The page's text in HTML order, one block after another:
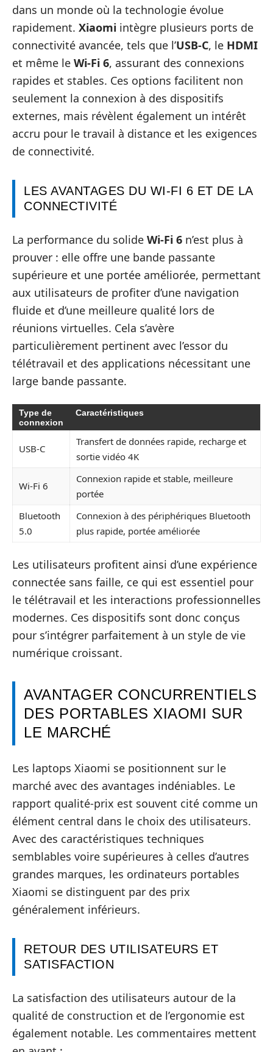
dans un monde où la technologie évolue
rapidement. Xiaomi intègre plusieurs ports de
connectivité avancée, tels que l’USB-C, le HDMI
et même le Wi-Fi 6, assurant des connexions
rapides et stables. Ces options facilitent non
seulement la connexion à des dispositifs
externes, mais révèlent également un intérêt
accru pour le travail à distance et les exigences
de connectivité.
LES AVANTAGES DU WI-FI 6 ET DE LA
CONNECTIVITÉ
La performance du solide Wi-Fi 6 n’est plus à
prouver : elle offre une bande passante
supérieure et une portée améliorée, permettant
aux utilisateurs de profiter d’une navigation
fluide et d’une meilleure qualité lors de
réunions virtuelles. Cela s’avère
particulièrement pertinent avec l’essor du
télétravail et des applications nécessitant une
large bande passante.
Type de
connexion
Caractéristiques
USB-C
Transfert de données rapide, recharge et
sortie vidéo 4K
Wi-Fi 6
Connexion rapide et stable, meilleure
portée
Bluetooth
5.0
Connexion à des périphériques Bluetooth
plus rapide, portée améliorée
Les utilisateurs profitent ainsi d’une expérience
connectée sans faille, ce qui est essentiel pour
le télétravail et les interactions professionnelles
modernes. Ces dispositifs sont donc conçus
pour s’intégrer parfaitement à un style de vie
numérique croissant.
AVANTAGER CONCURRENTIELS
DES PORTABLES XIAOMI SUR
LE MARCHÉ
Les laptops Xiaomi se positionnent sur le
marché avec des avantages indéniables. Le
rapport qualité-prix est souvent cité comme un
élément central dans le choix des utilisateurs.
Avec des caractéristiques techniques
semblables voire supérieures à celles d’autres
grandes marques, les ordinateurs portables
Xiaomi se distinguent par des prix
généralement inférieurs.
RETOUR DES UTILISATEURS ET
SATISFACTION
La satisfaction des utilisateurs autour de la
qualité de construction et de l’ergonomie est
également notable. Les commentaires mettent